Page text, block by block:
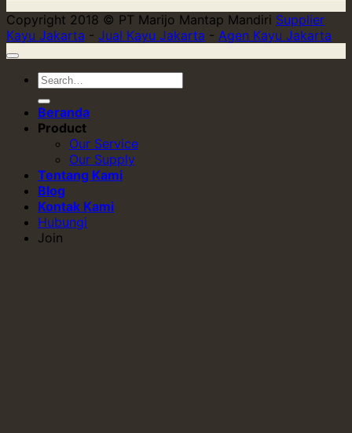
Copyright 2018 © PT Marijo Mantap Mandiri Supplier
Kayu Jakarta - Jual Kayu Jakarta - Agen Kayu Jakarta
Beranda
Product
Our Service
Our Supply
Tentang Kami
Blog
Kontak Kami
Hubungi
Join